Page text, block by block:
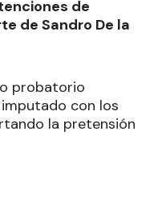
de
de Sandro De la
probatorio
con los
la pretensión